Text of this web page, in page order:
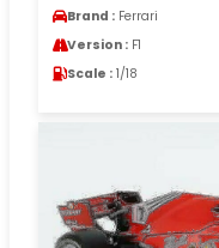
Brand : Ferrari
Version : F1
Scale : 1/18